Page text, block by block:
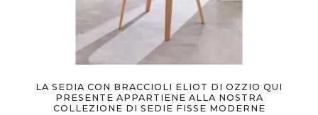
LA SEDIA CON BRACCIOLI ELIOT DI OZZIO QUI
PRESENTE APPARTIENE ALLA NOSTRA
COLLEZIONE DI SEDIE FISSE MODERNE